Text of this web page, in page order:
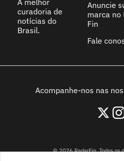
A melhor
curadoria de
notícias do
Brasil.
Anuncie
marca no
Fin
Fale
Acompanhe-nos nas
© 2026 RadarFin. Todos os